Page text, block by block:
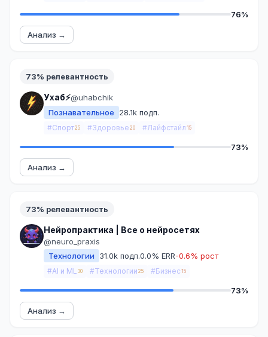
76%
Анализ →
73% релевантность
Ухаб⚡️@uhabchik
Познавательное
28.1k подп.
#Спорт25 #Здоровье 20 #Лайфстайл 15
73%
Анализ →
73% релевантность
Нейропрактика | Все о нейросетях
@neuro_praxis
Технологии
31.0k подп.0.0% ERR-0.6% рост
#AI и ML 30 #Технологии 25 #Бизнес 15
73%
Анализ →